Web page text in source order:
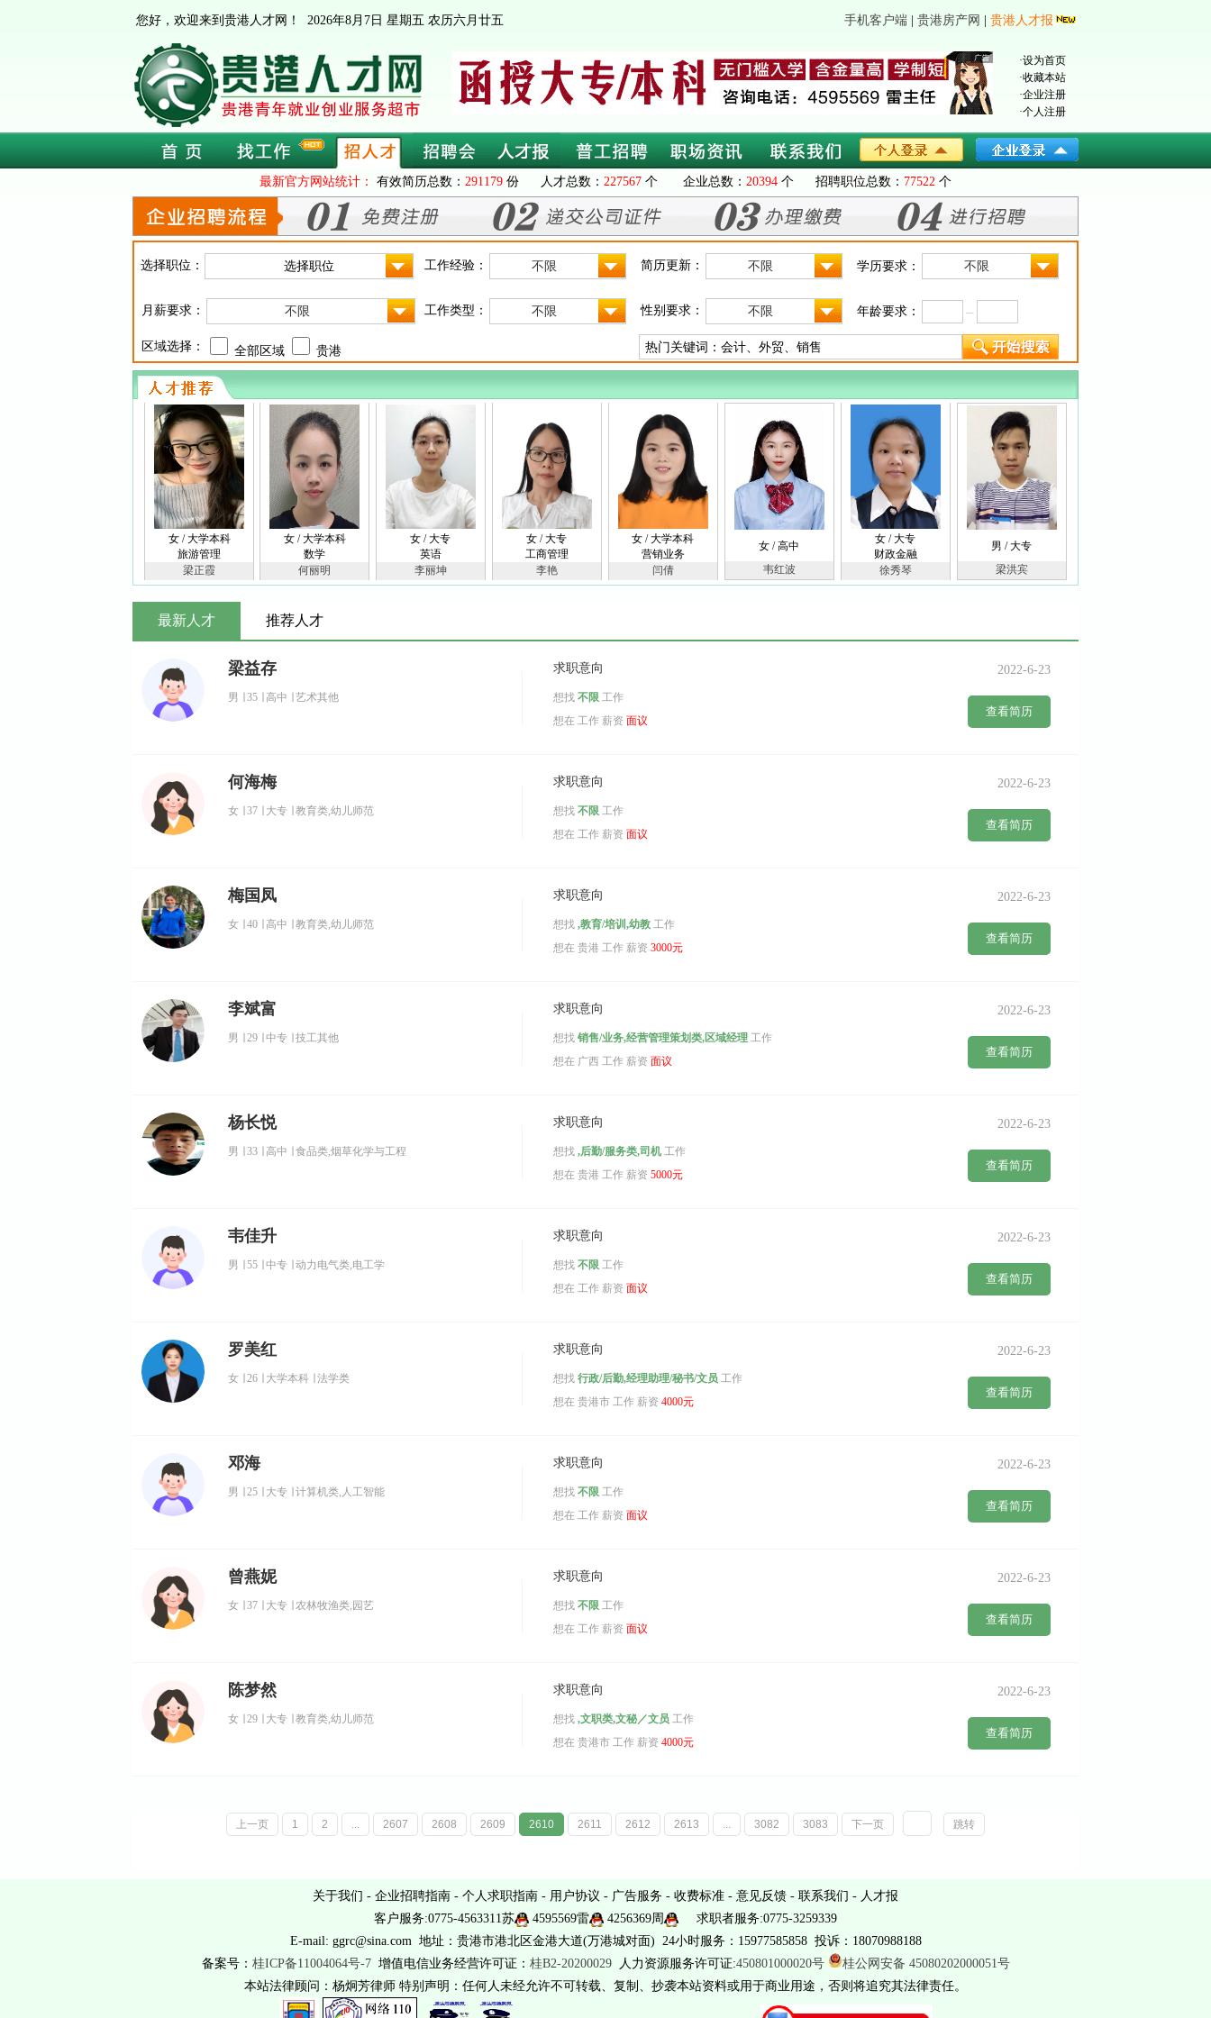
您好，欢迎来到贵港人才网！ 2026年8月7日 星期五 农历六月廿五 手机客户端 贵港房产网 贵港人才报
·设为首页
·收藏本站
·企业注册
·个人注册
最新官方网站统计： 有效简历总数： 291179 份 人才总数： 227567 个 企业总数： 20394 个 招聘职位总数： 77522 个
选择职位： 工作经验： 不限 简历更新： 不限 学历要求： 不限
月薪要求： 不限 工作类型： 不限 性别要求： 不限 年龄要求： ─
区域选择： 全部区域 贵港
女 / 大学本科
旅游管理
梁正霞
女 / 大学本科
数学
何丽明
女 / 大专
英语
李丽坤
女 / 大专
工商管理
李艳
女 / 大学本科
营销业务
闫倩
女 / 高中
韦红波
女 / 大专
财政金融
徐秀琴
男 / 大专
梁洪宾
最新人才 推荐人才
梁益存
男 35 高中 艺术其他
求职意向
想找 不限 工作
想在 工作 薪资 面议
2022-6-23
查看简历
何海梅
女 37 大专 教育类,幼儿师范
求职意向
想找 不限 工作
想在 工作 薪资 面议
2022-6-23
查看简历
梅国凤
女 40 高中 教育类,幼儿师范
求职意向
想找 ,教育/培训,幼教 工作
想在 贵港 工作 薪资 3000元
2022-6-23
查看简历
李斌富
男 29 中专 技工其他
求职意向
想找 销售/业务,经营管理策划类,区域经理 工作
想在 广西 工作 薪资 面议
2022-6-23
查看简历
杨长悦
男 33 高中 食品类,烟草化学与工程
求职意向
想找 ,后勤/服务类,司机工作
想在 贵港 工作 薪资 5000元
2022-6-23
查看简历
韦佳升
男 55 中专 动力电气类,电工学
求职意向
想找 不限 工作
想在 工作 薪资 面议
2022-6-23
查看简历
罗美红
女 26 大学本科 法学类
求职意向
想找 行政/后勤,经理助理/秘书/文员 工作
想在 贵港市 工作 薪资 4000元
2022-6-23
查看简历
邓海
男 25 大专 计算机类,人工智能
求职意向
想找 不限 工作
想在 工作 薪资 面议
2022-6-23
查看简历
曾燕妮
女 37 大专 农林牧渔类,园艺
求职意向
想找 不限 工作
想在 工作 薪资 面议
2022-6-23
查看简历
陈梦然
女 29 大专 教育类,幼儿师范
求职意向
想找 ,文职类,文秘／文员 工作
想在 贵港市 工作 薪资 4000元
2022-6-23
查看简历
上一页 1 2 2607 2608 2609 2610 2611 2612 2613 3082 3083 下一页 跳转
关于我们 - 企业招聘指南 - 个人求职指南 - 用户协议 - 广告服务 - 收费标准 - 意见反馈 - 联系我们 - 人才报
客户服务:0775-4563311苏
4595569雷 4256369周
求职者服务:0775-3259339
E-mail: ggrc@sina.com 地址：贵港市港北区金港大道(万港城对面) 24小时服务：15977585858 投诉：18070988188
备案号： 桂ICP备11004064号-7增值电信业务经营许可证： 桂B2-20200029 人力资源服务许可证:450801000020号
桂公网安备 45080202000051号
本站法律顾问：杨炯芳律师 特别声明：任何人未经允许不可转载、复制、抄袭本站资料或用于商业用途，否则将追究其法律责任。